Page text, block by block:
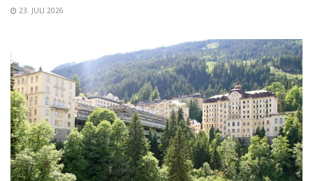
23. JULI 2026